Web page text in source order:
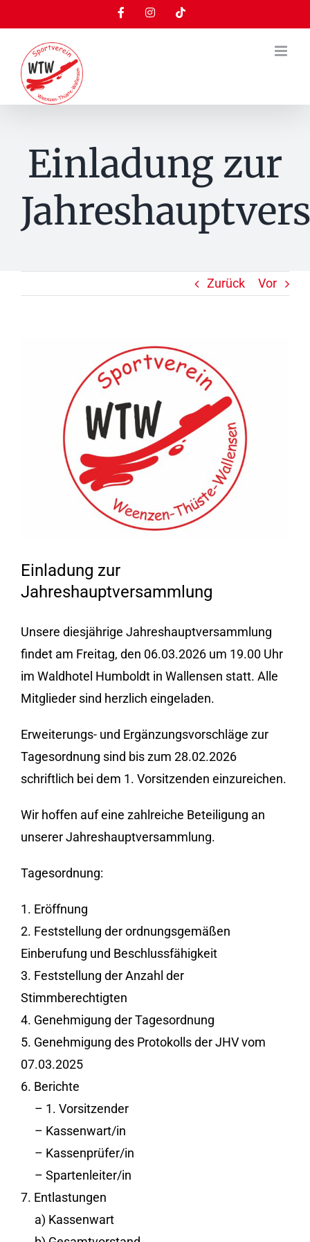
Inhalt
springen
FacebookInstagramTiktok
Einladung zur
Zurück Vor
Einladung zur
Jahreshauptversammlung
Unsere diesjährige Jahreshauptversammlung
findet am Freitag, den 06.03.2026 um 19.00 Uhr
im Waldhotel Humboldt in Wallensen statt. Alle
Mitglieder sind herzlich eingeladen.
Erweiterungs- und Ergänzungsvorschläge zur
Tagesordnung sind bis zum 28.02.2026
schriftlich bei dem 1. Vorsitzenden einzureichen.
Wir hoffen auf eine zahlreiche Beteiligung an
unserer Jahreshauptversammlung.
Tagesordnung:
1. Eröffnung
2. Feststellung der ordnungsgemäßen
Einberufung und Beschlussfähigkeit
3. Feststellung der Anzahl der
Stimmberechtigten
4. Genehmigung der Tagesordnung
5. Genehmigung des Protokolls der JHV vom
07.03.2025
6. Berichte
– 1. Vorsitzender
– Kassenwart/in
– Kassenprüfer/in
– Spartenleiter/in
7. Entlastungen
a) Kassenwart